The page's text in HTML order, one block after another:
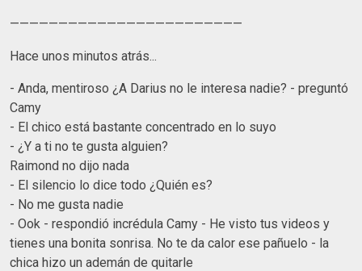
————————————————————————
Hace unos minutos atrás...
- Anda, mentiroso ¿A Darius no le interesa nadie? - preguntó
Camy
- El chico está bastante concentrado en lo suyo
- ¿Y a ti no te gusta alguien?
Raimond no dijo nada
- El silencio lo dice todo ¿Quién es?
- No me gusta nadie
- Ook - respondió incrédula Camy - He visto tus videos y
tienes una bonita sonrisa. No te da calor ese pañuelo - la
chica hizo un ademán de quitarle